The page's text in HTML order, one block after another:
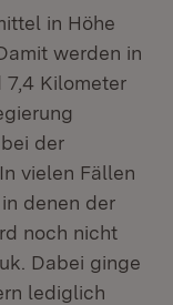
in Höhe
werden in
7,4 Kilometer
der
vielen Fällen
denen der
noch nicht
Dabei ginge
lediglich